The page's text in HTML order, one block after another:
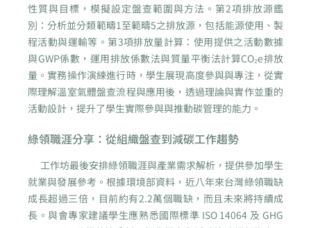
性質與目標，模擬設定盤查範圍與方法。第2項排放源鑑
別：分析並分類範疇1至範疇5之排放源，包括能源使用、製
程活動與運輸等。第3項排放量計算：使用提供之活動數據
與GWP係數，運用排放係數法與質量平衡法計算CO₂e排放
量。實務操作演練進行時，學生展現高度參與與專注，從實
際理解溫室氣體盤查流程與應用後，透過理論與實作並重的
活動設計，提升了學生實際參與與推動碳管理的能力。
綠領職涯分享：從組織盤查到減碳工作趨勢
工作坊最後安排綠領職涯與產業需求解析，提供參加學生
就業與發展參考。根據環境部資料，近八年來台灣綠領職缺
成長超過三倍，目前約有2.2萬個職缺，而且未來將持續成
長。與會專家建議學生應熟悉國際標準 ISO 14064 及 GHG